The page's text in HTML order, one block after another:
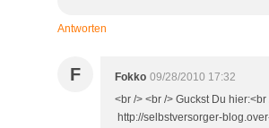
Antworten
F Fokko 09/28/2010 17:32
<br /> <br /> Guckst Du hier:<br
http://selbstversorger-